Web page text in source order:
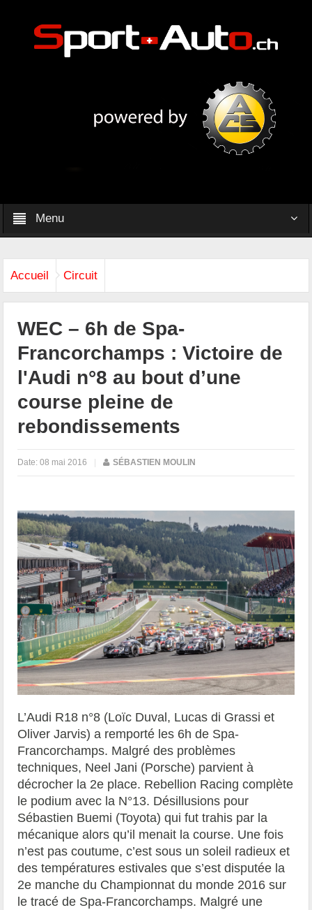
Menu
Accueil Circuit
WEC – 6h de Spa-
Francorchamps : Victoire de
l'Audi n°8 au bout d’une
course pleine de
rebondissements
Date:08 mai 2016 | SÉBASTIEN MOULIN
L’Audi R18 n°8 (Loïc Duval, Lucas di Grassi et
Oliver Jarvis) a remporté les 6h de Spa-
Francorchamps. Malgré des problèmes
techniques, Neel Jani (Porsche) parvient à
décrocher la 2e place. Rebellion Racing complète
le podium avec la N°13. Désillusions pour
Sébastien Buemi (Toyota) qui fut trahis par la
mécanique alors qu’il menait la course. Une fois
n’est pas coutume, c’est sous un soleil radieux et
des températures estivales que s’est disputée la
2e manche du Championnat du monde 2016 sur
le tracé de Spa-Francorchamps. Malgré une